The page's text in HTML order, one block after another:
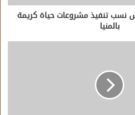
نسب تنفيذ مشروعات حياة كريمة
بالمنيا